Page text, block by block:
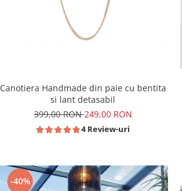
Canotiera Handmade din paie cu bentita
si lant detasabil
399,00 RON249,00 RON
4 Review-uri
-40%